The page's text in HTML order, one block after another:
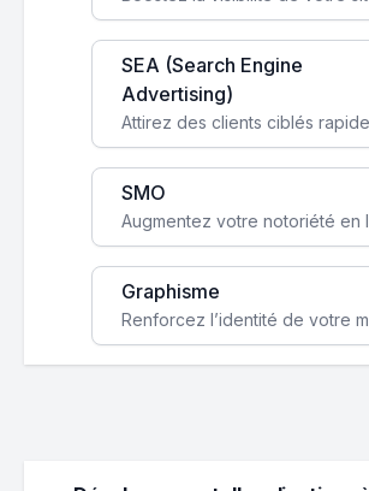
SEA (Search Engine
Advertising)
SMO
Graphisme